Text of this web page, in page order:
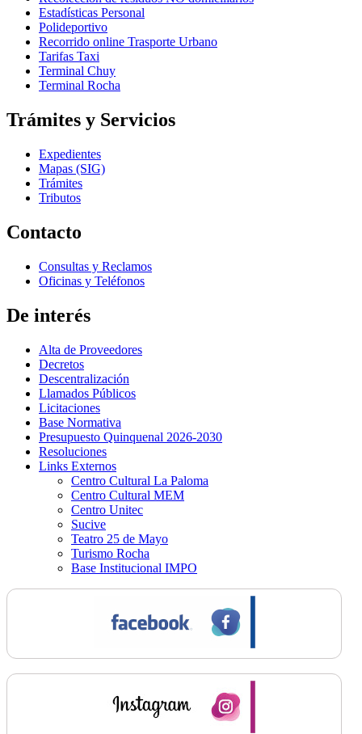
Estadísticas Personal
Polideportivo
Recorrido online Trasporte Urbano
Tarifas Taxi
Terminal Chuy
Terminal Rocha
Trámites y Servicios
Expedientes
Mapas (SIG)
Trámites
Tributos
Contacto
Consultas y Reclamos
Oficinas y Teléfonos
De interés
Alta de Proveedores
Decretos
Descentralización
Llamados Públicos
Licitaciones
Base Normativa
Presupuesto Quinquenal 2026-2030
Resoluciones
Links Externos
Centro Cultural La Paloma
Centro Cultural MEM
Centro Unitec
Sucive
Teatro 25 de Mayo
Turismo Rocha
Base Institucional IMPO